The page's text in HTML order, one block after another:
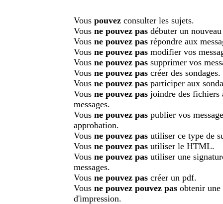
Vous pouvez consulter les sujets.
Vous ne pouvez pas débuter un
Vous ne pouvez pas répondre aux
Vous ne pouvez pas modifier vos
Vous ne pouvez pas supprimer vos
Vous ne pouvez pas créer des sondages.
Vous ne pouvez pas participer aux
Vous ne pouvez pas joindre des fichiers
messages.
Vous ne pouvez pas publier vos
approbation.
Vous ne pouvez pas utiliser ce type de
Vous ne pouvez pas utiliser le HTML.
Vous ne pouvez pas utiliser une
messages.
Vous ne pouvez pas créer un pdf.
Vous ne pouvez pouvez pas obtenir une
d'impression.